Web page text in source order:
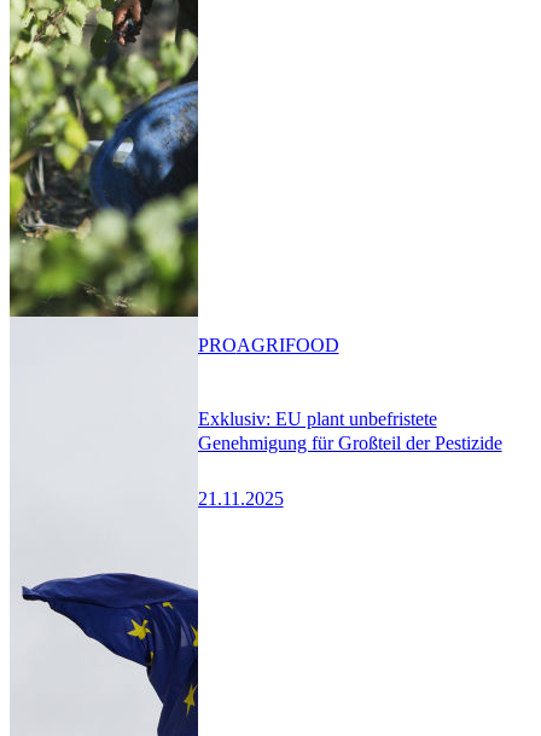
Exklusiv: EU plant unbefristete
Genehmigung für Großteil der Pestizide
21.11.2025
PROAGRIFOOD